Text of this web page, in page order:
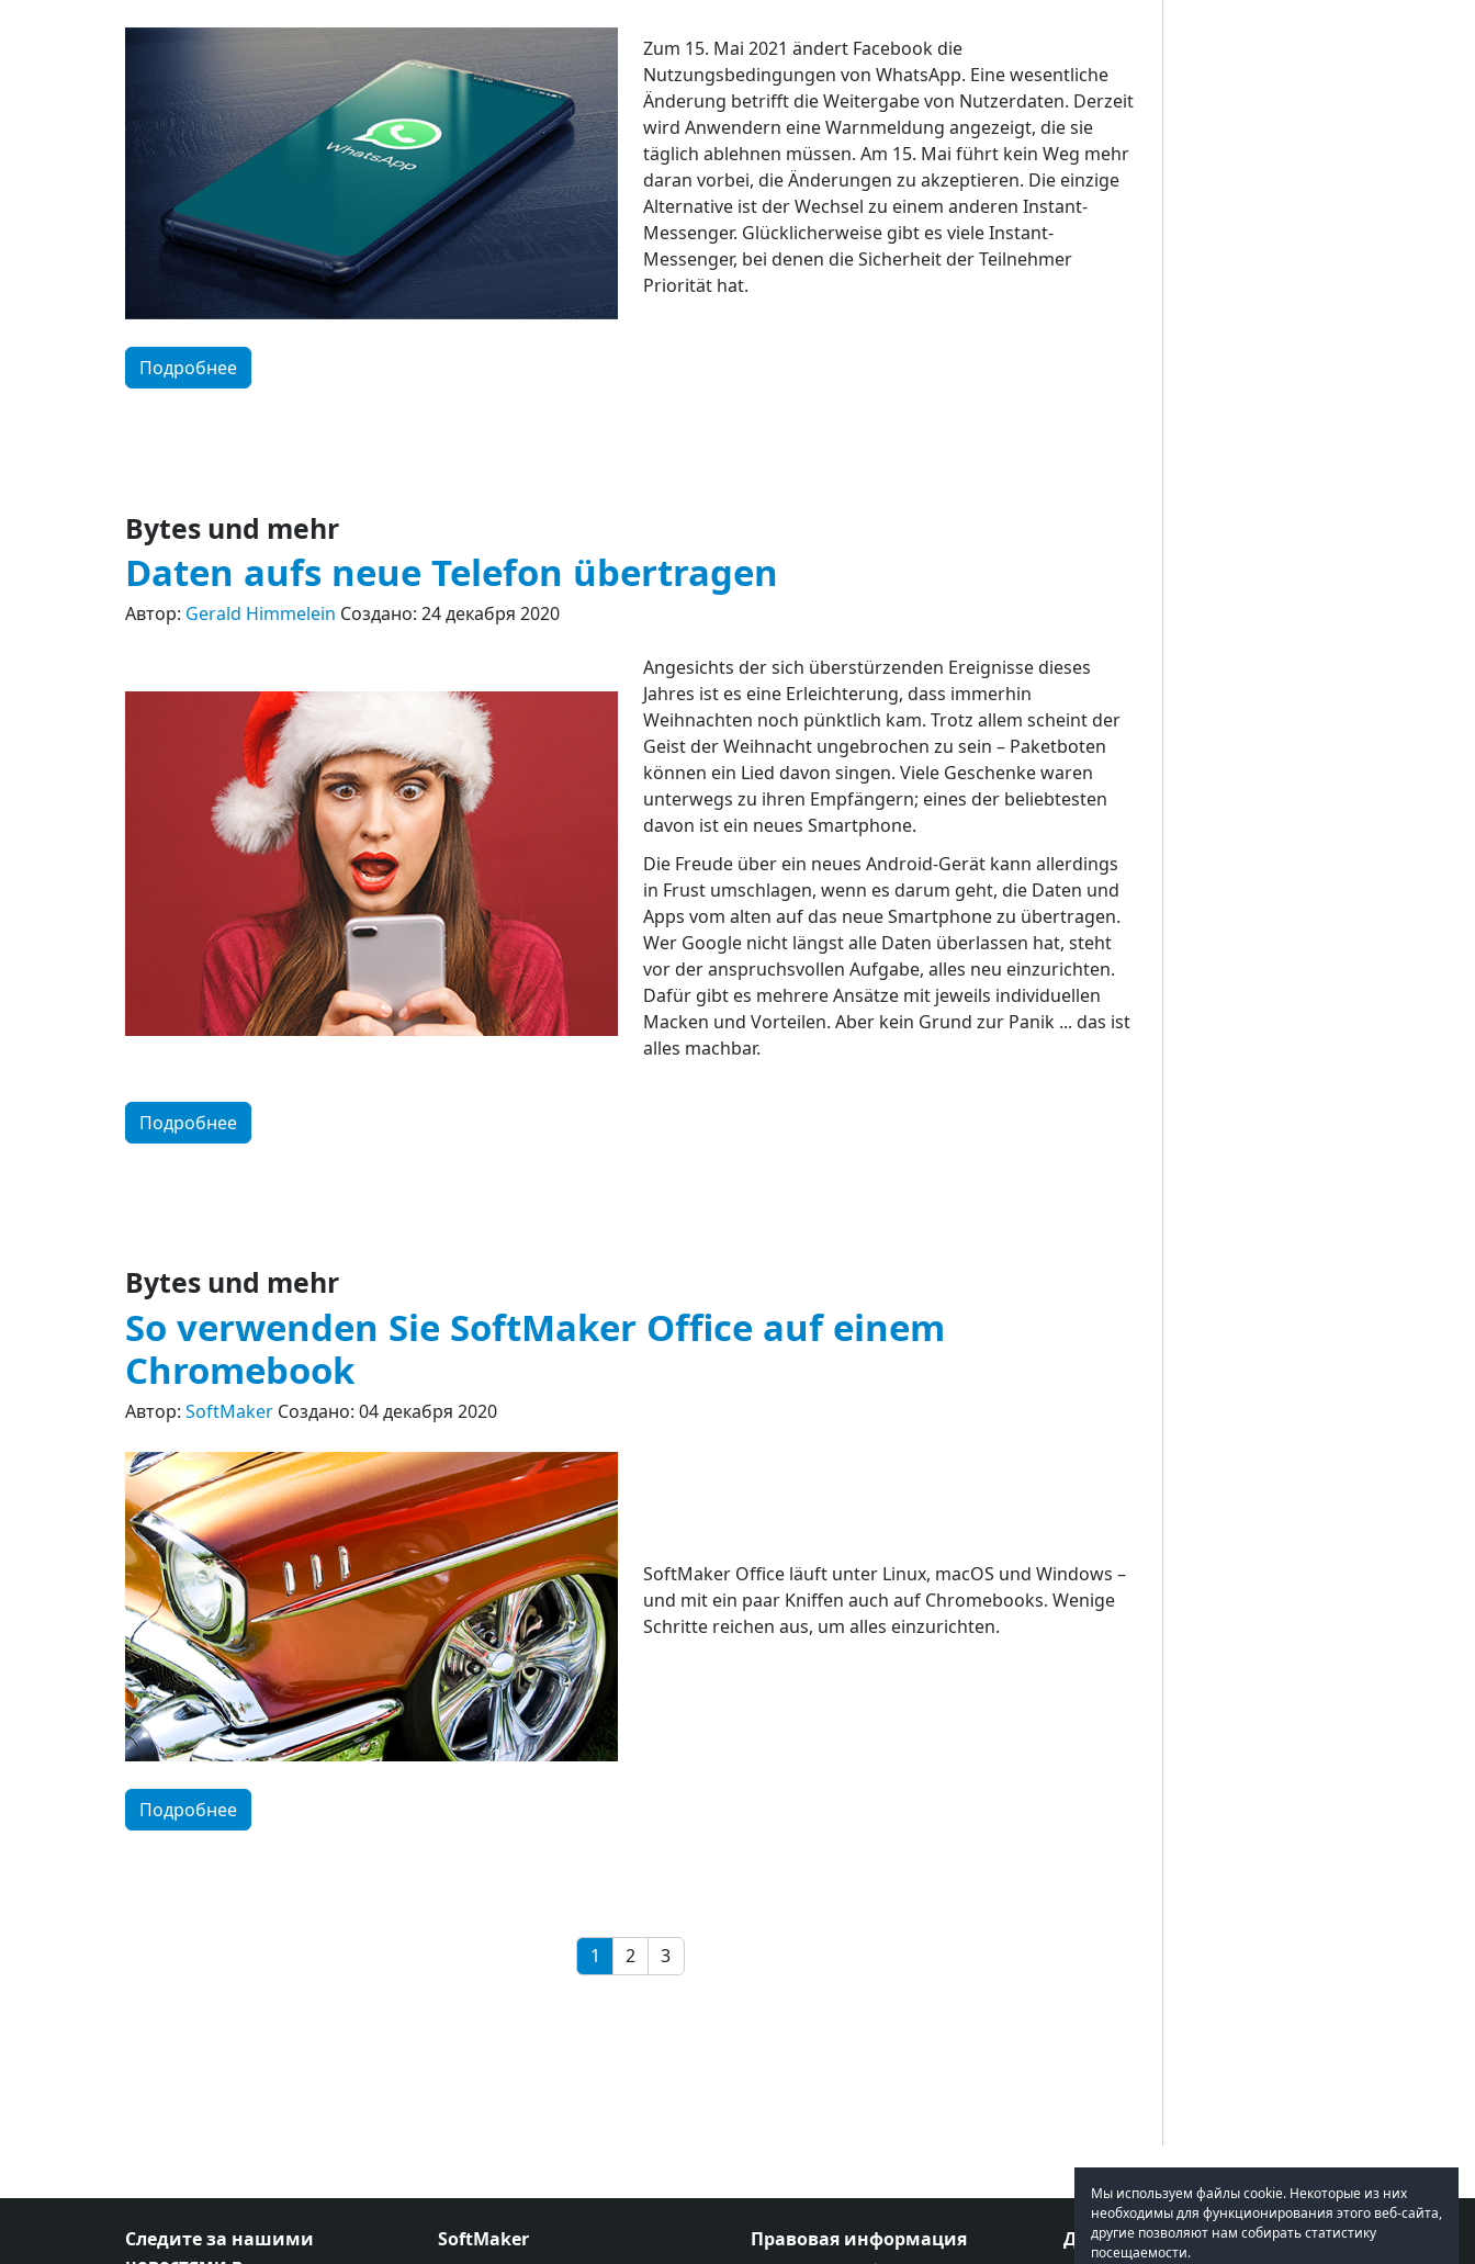
Zum 15. Mai 2021 ändert Facebook die
Nutzungsbedingungen von WhatsApp. Eine wesentliche
Änderung betrifft die Weitergabe von Nutzerdaten. Derzeit
wird Anwendern eine Warnmeldung angezeigt, die sie
täglich ablehnen müssen. Am 15. Mai führt kein Weg mehr
daran vorbei, die Änderungen zu akzeptieren. Die einzige
Alternative ist der Wechsel zu einem anderen Instant-
Messenger. Glücklicherweise gibt es viele Instant-
Messenger, bei denen die Sicherheit der Teilnehmer
Priorität hat.
Подробнее
Bytes und mehr
Daten aufs neue Telefon übertragen
Автор: Gerald Himmelein Создано: 24 декабря 2020
Angesichts der sich überstürzenden Ereignisse dieses
Jahres ist es eine Erleichterung, dass immerhin
Weihnachten noch pünktlich kam. Trotz allem scheint der
Geist der Weihnacht ungebrochen zu sein – Paketboten
können ein Lied davon singen. Viele Geschenke waren
unterwegs zu ihren Empfängern; eines der beliebtesten
davon ist ein neues Smartphone.
Die Freude über ein neues Android-Gerät kann allerdings
in Frust umschlagen, wenn es darum geht, die Daten und
Apps vom alten auf das neue Smartphone zu übertragen.
Wer Google nicht längst alle Daten überlassen hat, steht
vor der anspruchsvollen Aufgabe, alles neu einzurichten.
Dafür gibt es mehrere Ansätze mit jeweils individuellen
Macken und Vorteilen. Aber kein Grund zur Panik ... das ist
alles machbar.
Подробнее
Bytes und mehr
So verwenden Sie SoftMaker Office auf einem
Chromebook
Автор: SoftMaker Создано: 04 декабря 2020
SoftMaker Office läuft unter Linux, macOS und Windows –
und mit ein paar Kniffen auch auf Chromebooks. Wenige
Schritte reichen aus, um alles einzurichten.
Подробнее
1 2 3
Мы используем файлы cookie. Некоторые из них
необходимы для функционирования этого веб-сайта,
другие позволяют нам собирать статистику
посещаемости.
Следите за нашими
SoftMaker
Правовая информация
Давайте поговорим